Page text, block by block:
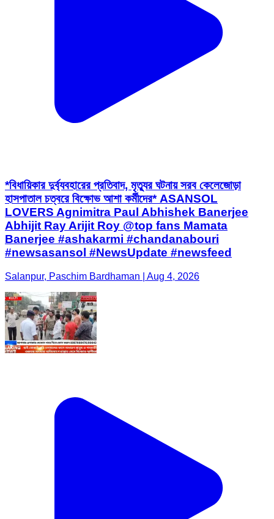
*বিধায়িকার দুর্ব্যবহারের প্রতিবাদ, মৃত্যুর ঘটনায় সরব কেলেজোড়া
হাসপাতাল চত্বরে বিক্ষোভ আশা কর্মীদের* ASANSOL
LOVERS Agnimitra Paul Abhishek Banerjee
Abhijit Ray Arijit Roy @top fans Mamata
Banerjee #ashakarmi #chandanabouri
#newsasansol #NewsUpdate #newsfeed
Salanpur, Paschim Bardhaman | Aug 4, 2026